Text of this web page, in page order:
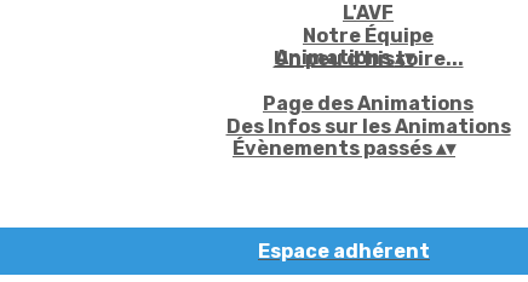
L'AVF
Notre Équipe
Un peu d'histoire...
Animations▴▾
Page des Animations
Des Infos sur les Animations
Évènements passés▴▾
Espace adhérent